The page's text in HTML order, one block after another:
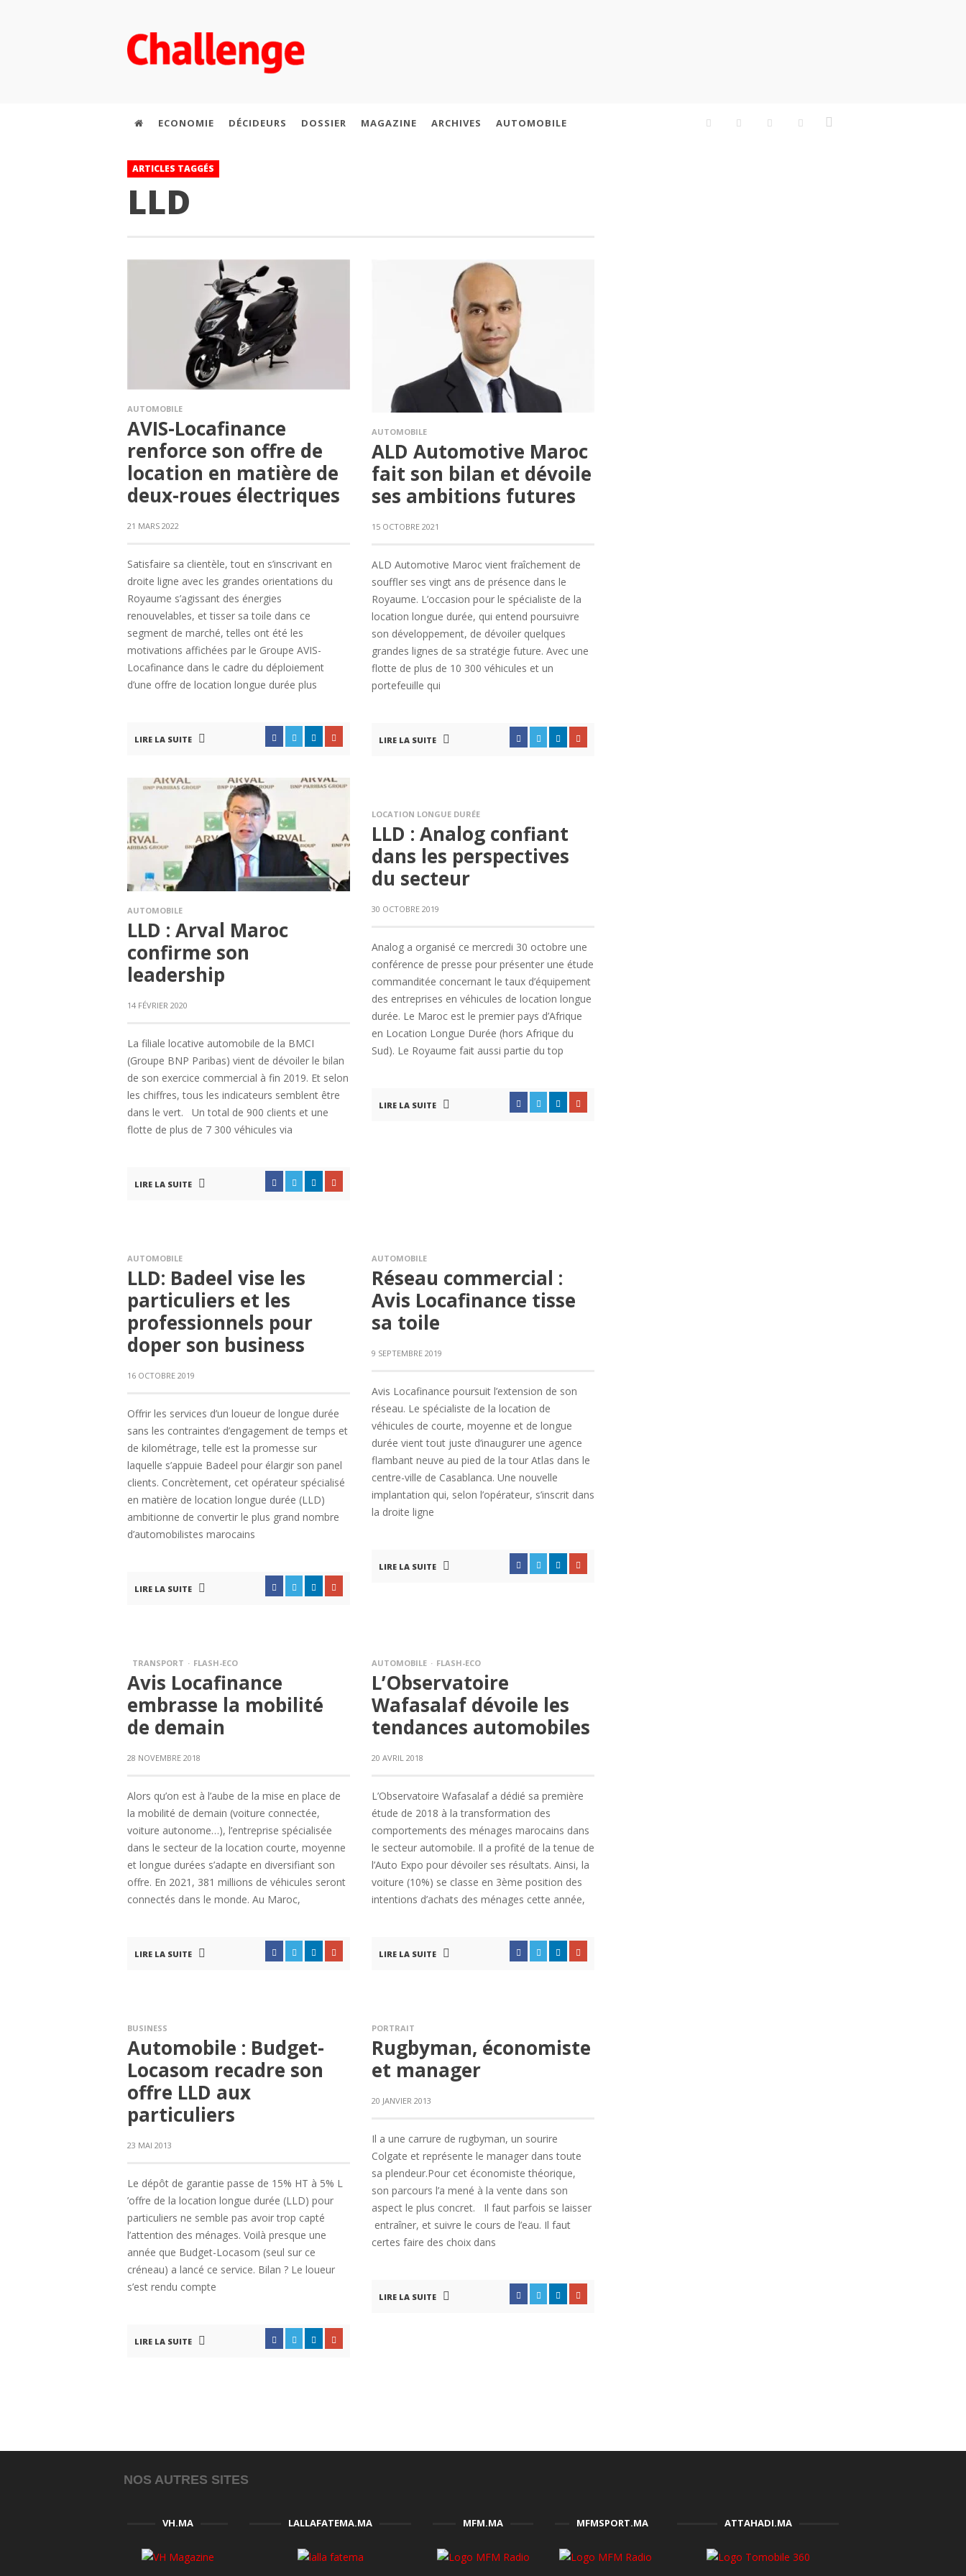
ECONOMIE DÉCIDEURS DOSSIER MAGAZINE ARCHIVES AUTOMOBILE
ARTICLES TAGGÉS
LLD
AUTOMOBILE
AVIS-Locafinance
renforce son offre de
location en matière de
deux-roues électriques
21 MARS 2022
Satisfaire sa clientèle, tout en s’inscrivant en
droite ligne avec les grandes orientations du
Royaume s’agissant des énergies
renouvelables, et tisser sa toile dans ce
segment de marché, telles ont été les
motivations affichées par le Groupe AVIS-
Locafinance dans le cadre du déploiement
d’une offre de location longue durée plus
LIRE LA SUITE
AUTOMOBILE
ALD Automotive Maroc
fait son bilan et dévoile
ses ambitions futures
15 OCTOBRE 2021
ALD Automotive Maroc vient fraîchement de
souffler ses vingt ans de présence dans le
Royaume. L’occasion pour le spécialiste de la
location longue durée, qui entend poursuivre
son développement, de dévoiler quelques
grandes lignes de sa stratégie future. Avec une
flotte de plus de 10 300 véhicules et un
portefeuille qui
LIRE LA SUITE
AUTOMOBILE
LLD : Arval Maroc
confirme son
leadership
14 FÉVRIER 2020
La filiale locative automobile de la BMCI
(Groupe BNP Paribas) vient de dévoiler le bilan
de son exercice commercial à fin 2019. Et selon
les chiffres, tous les indicateurs semblent être
dans le vert. Un total de 900 clients et une
flotte de plus de 7 300 véhicules via
LIRE LA SUITE
LOCATION LONGUE DURÉE
LLD : Analog confiant
dans les perspectives
du secteur
30 OCTOBRE 2019
Analog a organisé ce mercredi 30 octobre une
conférence de presse pour présenter une étude
commanditée concernant le taux d’équipement
des entreprises en véhicules de location longue
durée. Le Maroc est le premier pays d’Afrique
en Location Longue Durée (hors Afrique du
Sud). Le Royaume fait aussi partie du top
LIRE LA SUITE
AUTOMOBILE
LLD: Badeel vise les
particuliers et les
professionnels pour
doper son business
16 OCTOBRE 2019
Offrir les services d’un loueur de longue durée
sans les contraintes d’engagement de temps et
de kilométrage, telle est la promesse sur
laquelle s’appuie Badeel pour élargir son panel
clients. Concrètement, cet opérateur spécialisé
en matière de location longue durée (LLD)
ambitionne de convertir le plus grand nombre
d’automobilistes marocains
LIRE LA SUITE
AUTOMOBILE
Réseau commercial :
Avis Locafinance tisse
sa toile
9 SEPTEMBRE 2019
Avis Locafinance poursuit l’extension de son
réseau. Le spécialiste de la location de
véhicules de courte, moyenne et de longue
durée vient tout juste d’inaugurer une agence
flambant neuve au pied de la tour Atlas dans le
centre-ville de Casablanca. Une nouvelle
implantation qui, selon l’opérateur, s’inscrit dans
la droite ligne
LIRE LA SUITE
TRANSPORT FLASH-ECO
Avis Locafinance
embrasse la mobilité
de demain
28 NOVEMBRE 2018
Alors qu’on est à l’aube de la mise en place de
la mobilité de demain (voiture connectée,
voiture autonome…), l’entreprise spécialisée
dans le secteur de la location courte, moyenne
et longue durées s’adapte en diversifiant son
offre. En 2021, 381 millions de véhicules seront
connectés dans le monde. Au Maroc,
LIRE LA SUITE
AUTOMOBILE FLASH-ECO
L’Observatoire
Wafasalaf dévoile les
tendances automobiles
20 AVRIL 2018
L’Observatoire Wafasalaf a dédié sa première
étude de 2018 à la transformation des
comportements des ménages marocains dans
le secteur automobile. Il a profité de la tenue de
l’Auto Expo pour dévoiler ses résultats. Ainsi, la
voiture (10%) se classe en 3ème position des
intentions d’achats des ménages cette année,
LIRE LA SUITE
BUSINESS
Automobile : Budget-
Locasom recadre son
offre LLD aux
particuliers
23 MAI 2013
Le dépôt de garantie passe de 15% HT à 5% L
’offre de la location longue durée (LLD) pour
particuliers ne semble pas avoir trop capté
l’attention des ménages. Voilà presque une
année que Budget-Locasom (seul sur ce
créneau) a lancé ce service. Bilan ? Le loueur
s’est rendu compte
LIRE LA SUITE
PORTRAIT
Rugbyman, économiste
et manager
20 JANVIER 2013
Il a une carrure de rugbyman, un sourire
Colgate et représente le manager dans toute
sa plendeur.Pour cet économiste théorique,
son parcours l’a mené à la vente dans son
aspect le plus concret. Il faut parfois se laisser
entraîner, et suivre le cours de l’eau. Il faut
certes faire des choix dans
LIRE LA SUITE
NOS AUTRES SITES
VH.MA LALLAFATEMA.MA MFM.MA MFMSPORT.MA ATTAHADI.MA